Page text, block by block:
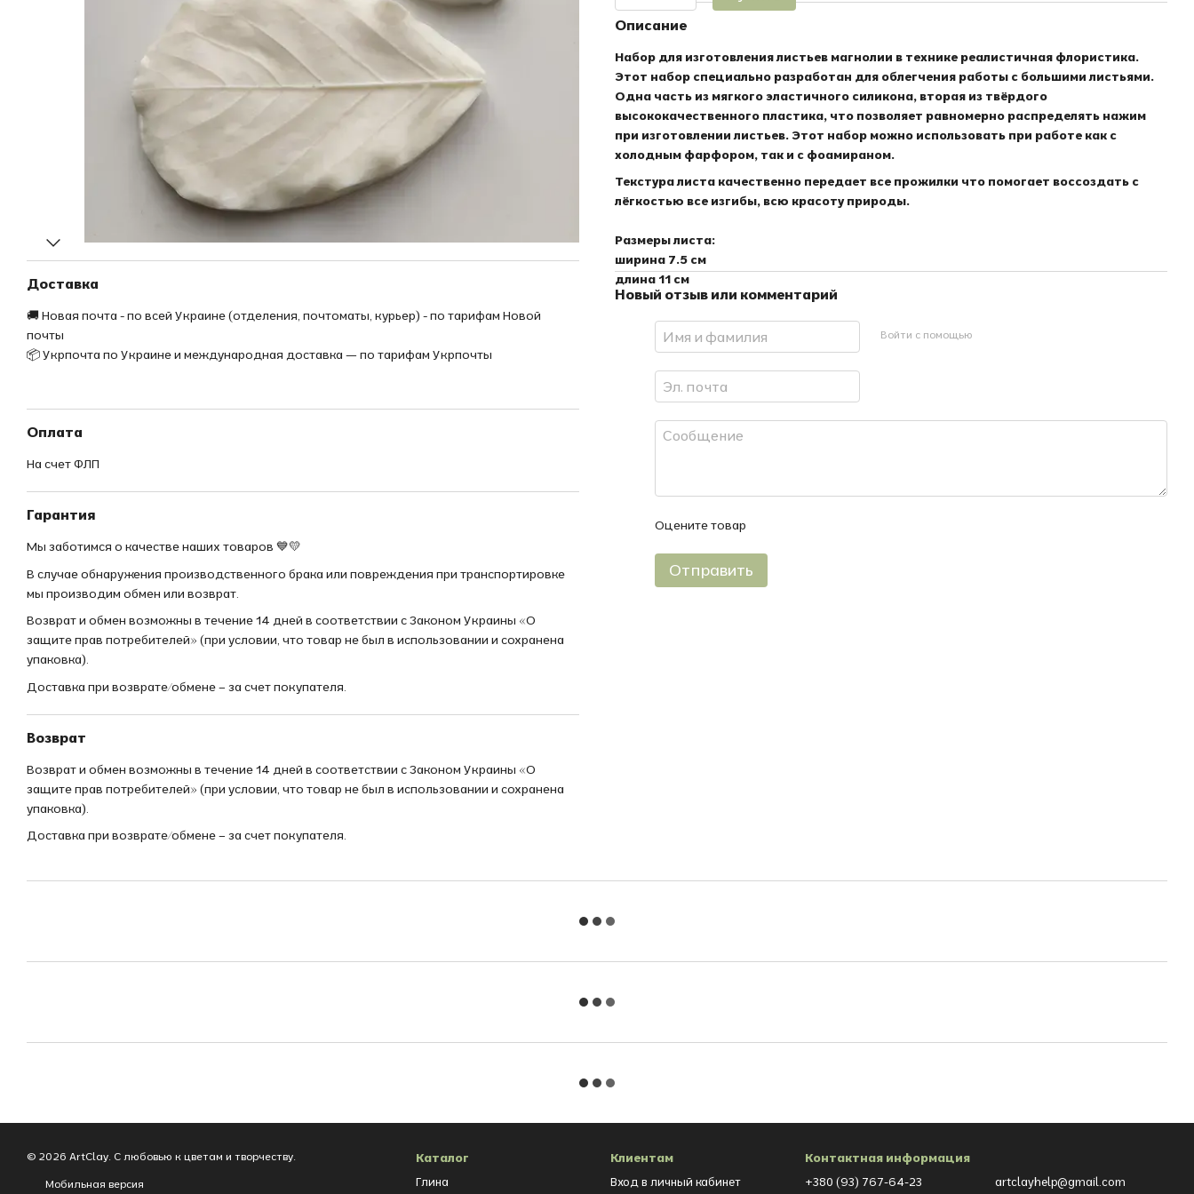
Доставка
🚚 Новая почта - по всей Украине (отделения, почтоматы, курьер) - по тарифам Новой
почты
📦 Укрпочта по Украине и международная доставка — по тарифам Укрпочты
Оплата
На счет ФЛП
Гарантия
Мы заботимся о качестве наших товаров 💙💛
В случае обнаружения производственного брака или повреждения при транспортировке
мы производим обмен или возврат.
Возврат и обмен возможны в течение 14 дней в соответствии с Законом Украины «О
защите прав потребителей» (при условии, что товар не был в использовании и сохранена
упаковка).
Доставка при возврате/обмене – за счет покупателя.
Возврат
Возврат и обмен возможны в течение 14 дней в соответствии с Законом Украины «О
защите прав потребителей» (при условии, что товар не был в использовании и сохранена
упаковка).
Доставка при возврате/обмене – за счет покупателя.
Описание
Набор для изготовления листьев магнолии в технике реалистичная флористика.
Этот набор специально разработан для облегчения работы с большими листьями.
Одна часть из мягкого эластичного силикона, вторая из твёрдого
высококачественного пластика, что позволяет равномерно распределять нажим
при изготовлении листьев. Этот набор можно использовать при работе как с
холодным фарфором, так и с фоамираном.
Текстура листа качественно передает все прожилки что помогает воссоздать с
лёгкостью все изгибы, всю красоту природы.
Размеры листа:
ширина 7.5 см
длина 11 см
Новый отзыв или комментарий
Войти с помощью
Оцените товар
Отправить
© 2026 ArtClay. С любовью к цветам и творчеству.
Мобильная версия
Каталог
Глина
Клиентам
Вход в личный кабинет
Контактная информация
+380 (93) 767-64-23 artclayhelp@gmail.com